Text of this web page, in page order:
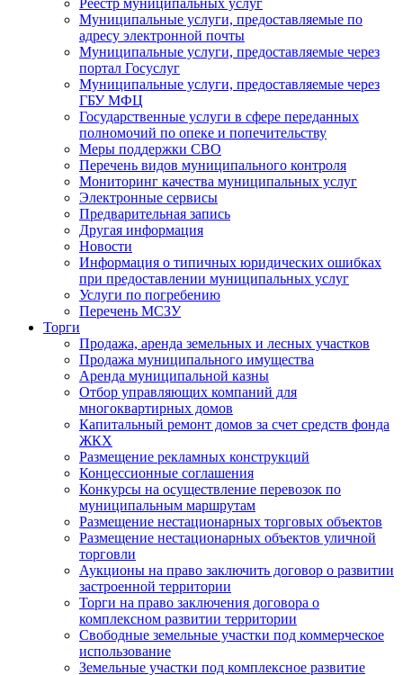
Реестр муниципальных услуг
Муниципальные услуги, предоставляемые по
адресу электронной почты
Муниципальные услуги, предоставляемые через
портал Госуслуг
Муниципальные услуги, предоставляемые через
ГБУ МФЦ
Государственные услуги в сфере переданных
полномочий по опеке и попечительству
Меры поддержки СВО
Перечень видов муниципального контроля
Мониторинг качества муниципальных услуг
Электронные сервисы
Предварительная запись
Другая информация
Новости
Информация о типичных юридических ошибках
при предоставлении муниципальных услуг
Услуги по погребению
Перечень МСЗУ
Торги
Продажа, аренда земельных и лесных участков
Продажа муниципального имущества
Аренда муниципальной казны
Отбор управляющих компаний для
многоквартирных домов
Капитальный ремонт домов за счет средств фонда
ЖКХ
Размещение рекламных конструкций
Концессионные соглашения
Конкурсы на осуществление перевозок по
муниципальным маршрутам
Размещение нестационарных торговых объектов
Размещение нестационарных объектов уличной
торговли
Аукционы на право заключить договор о развитии
застроенной территории
Торги на право заключения договора о
комплексном развитии территории
Свободные земельные участки под коммерческое
использование
Земельные участки под комплексное развитие